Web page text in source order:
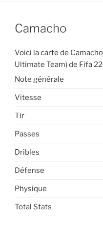
Camacho
Voici la carte de
Ultimate Team) de Fifa 22
Note générale
Vitesse
Tir
Passes
Dribles
Défense
Physique
Total Stats